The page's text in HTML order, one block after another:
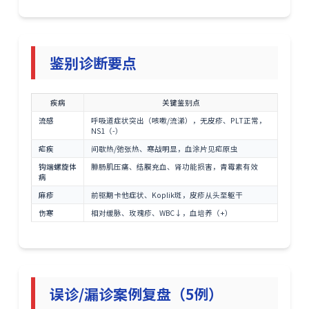
鉴别诊断要点
疾病
关键鉴别点
流感
呼吸道症状突出（咳嗽/流涕），无皮疹、PLT正常，
NS1（-）
疟疾
间歇热/弛张热、寒战明显，血涂片见疟原虫
钩端螺旋体
病
腓肠肌压痛、结膜充血、肾功能损害，青霉素有效
麻疹
前驱期卡他症状、Koplik斑，皮疹从头至躯干
伤寒
相对缓脉、玫瑰疹、WBC↓，血培养（+）
误诊/漏诊案例复盘（5例）